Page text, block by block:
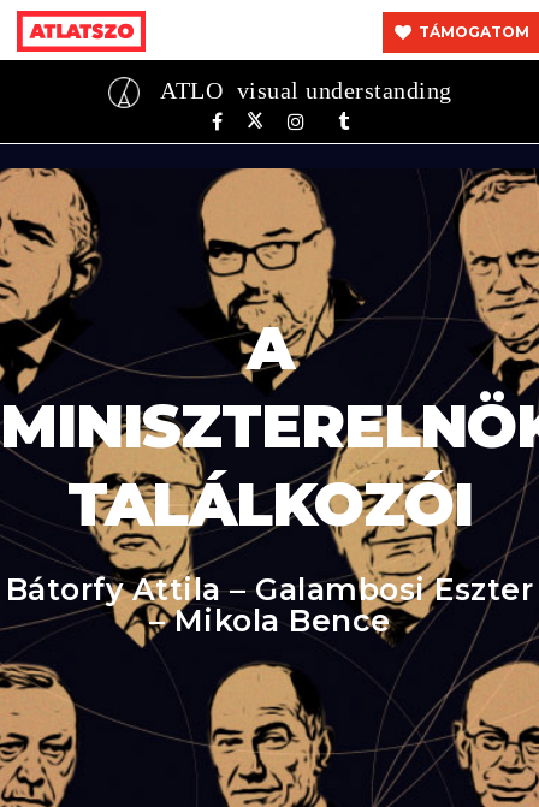
TÁMOGATOM
ATLO visual understanding
A
TALÁLKOZÓI
Bátorfy Attila – Galambosi Eszter
– Mikola Bence